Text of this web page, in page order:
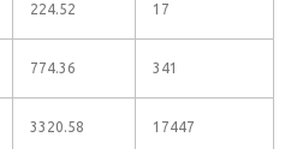
224.52 17
774.36 341
3320.58 17447